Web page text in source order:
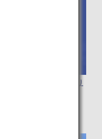
可能！バスや電車が乗り